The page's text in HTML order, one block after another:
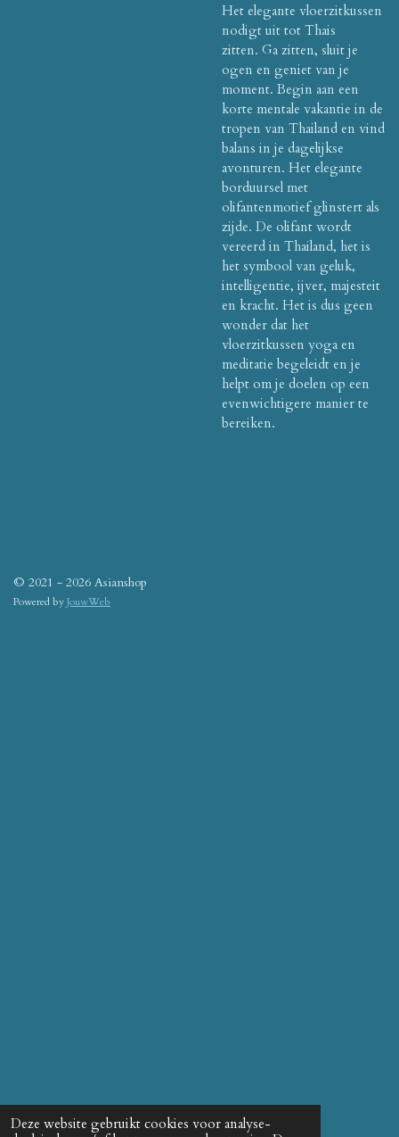
Deze website gebruikt cookies voor analyse-
Het elegante vloerzitkussen
nodigt uit tot Thais
zitten. Ga zitten, sluit je
ogen en geniet van je
moment. Begin aan een
korte mentale vakantie in de
tropen van Thailand en vind
balans in je dagelijkse
avonturen. Het elegante
borduursel met
olifantenmotief glinstert als
zijde. De olifant wordt
vereerd in Thailand, het is
het symbool van geluk,
intelligentie, ijver, majesteit
en kracht. Het is dus geen
wonder dat het
vloerzitkussen yoga en
meditatie begeleidt en je
helpt om je doelen op een
evenwichtigere manier te
bereiken.
© 2021 - 2026 Asianshop
Powered byJouwWeb